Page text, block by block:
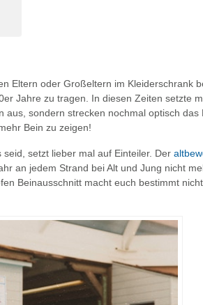
Eltern oder Großeltern im Kleiderschrank
Jahre zu tragen. In diesen Zeiten setzte
aus, sondern strecken nochmal optisch das
Bein zu zeigen!
setzt lieber mal auf Einteiler. Der
an jedem Strand bei Alt und Jung nicht
Beinausschnitt macht euch bestimmt